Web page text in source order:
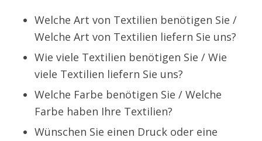
Welche Art von Textilien benötigen Sie /
Welche Art von Textilien liefern Sie uns?
Wie viele Textilien benötigen Sie / Wie
viele Textilien liefern Sie uns?
Welche Farbe benötigen Sie / Welche
Farbe haben Ihre Textilien?
Wünschen Sie einen Druck oder eine